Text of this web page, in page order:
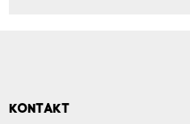
KONTAKT